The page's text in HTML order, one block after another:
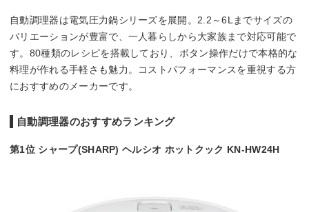
自動調理器は電気圧力鍋シリーズを展開。2.2～6Lまでサイズの
バリエーションが豊富で、一人暮らしから大家族まで対応可能で
す。80種類のレシピを搭載しており、ボタン操作だけで本格的な
料理が作れる手軽さも魅力。コストパフォーマンスを重視する方
におすすめのメーカーです。
自動調理器のおすすめランキング
第1位 シャープ(SHARP) ヘルシオ ホットクック KN-HW24H